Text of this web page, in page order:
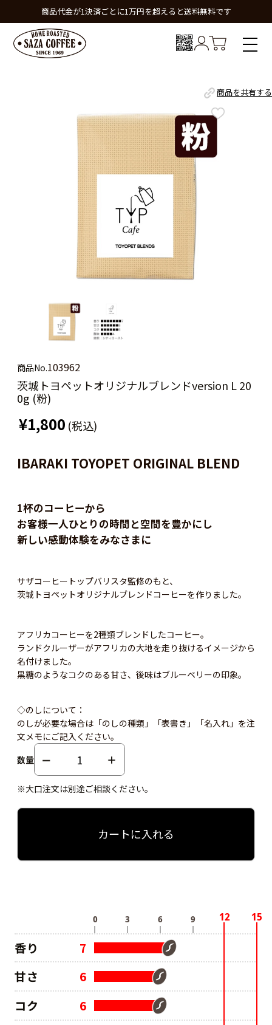
商品代金が1決済ごとに1万円を超えると送料無料です
商品を共有する
商品No.103962
茨城トヨペットオリジナルブレンドversion L 20
0g (粉)
¥1,800 (税込)
IBARAKI TOYOPET ORIGINAL BLEND
1杯のコーヒーから
お客様一人ひとりの時間と空間を豊かにし
新しい感動体験をみなさまに
サザコーヒートップバリスタ監修のもと、
茨城トヨペットオリジナルブレンドコーヒーを作りました。
アフリカコーヒーを2種類ブレンドしたコーヒー。
ランドクルーザーがアフリカの大地を走り抜けるイメージから
名付けました。
黒糖のようなコクのある甘さ、後味はブルーベリーの印象。
◇のしについて：
のしが必要な場合は「のしの種類」「表書き」「名入れ」を注
文メモにご記入ください。
数量
※大口注文は別途ご相談ください。
カートに入れる
香り
7
甘さ
6
コク
6